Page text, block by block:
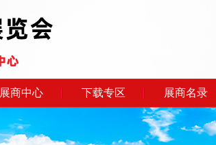
展商中心 下载专区 展商名录